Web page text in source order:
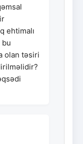
ehtimalı
bu
olan təsiri